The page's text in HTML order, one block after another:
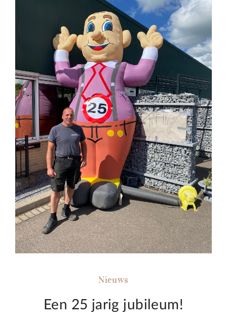
Nieuws
Een 25 jarig jubileum!